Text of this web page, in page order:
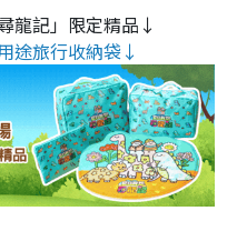
龍記」限定精品↓
途旅行收納袋↓